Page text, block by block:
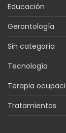
Educación
Gerontología
Sin categoría
Tecnología
Terapia
Tratamientos